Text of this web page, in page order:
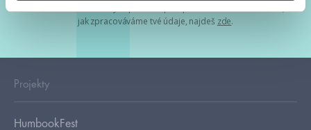
jak zpracováváme tvé údaje, najdeš zde.
Projekty
HumbookFest